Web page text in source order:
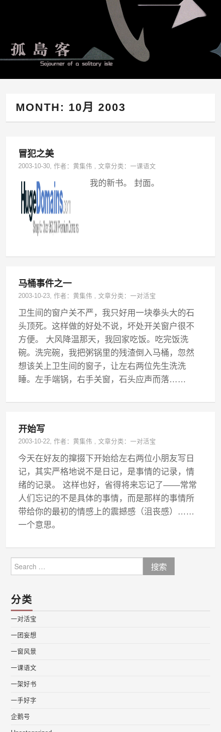
MONTH: 10月 2003
冒犯之美
2003-10-30, 作者：黄集伟 ,文章分类：一课语文
我的新书。 封面。
马桶事件之一
2003-10-23, 作者：黄集伟 ,文章分类：一对活宝
卫生间的窗户关不严，我只好用一块拳头大的石
头顶死。这样做的好处不说，坏处开关窗户很不
方便。 大风降温那天，我回家吃饭。吃完饭洗
碗。洗完碗，我把粥锅里的残渣倒入马桶，忽然
想该关上卫生间的窗子，让左右两位先生洗洗
睡。左手端锅，右手关窗，石头应声而落……
开始写
2003-10-22, 作者：黄集伟 ,文章分类：一对活宝
今天在好友的撺掇下开始给左右两位小朋友写日
记，其实严格地说不是日记，是事情的记录，情
绪的记录。 这样也好，省得将来忘记了——常常
人们忘记的不是具体的事情，而是那样的事情所
带给你的最初的情感上的震撼感（沮丧感）……
一个意思。
for:
分类
一对活宝
一团妄想
一窗风景
一课语文
一架好书
一手好字
企鹅号